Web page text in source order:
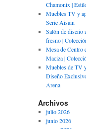
Chamonix |
Muebles TV y
Serie Aisain
Salón de diseño
fresno |
Mesa de Centro
Maciza |
Muebles de TV
Diseño
Arena
Archivos
julio 2026
junio 2026